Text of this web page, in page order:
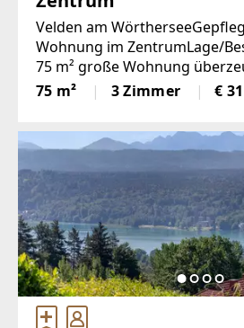
Velden am
Wohnung im ZentrumLage/
75 m² große Wohnung
durchdachte Raumaufteilung
ausgezeichnete Lage im
75 m² 3 Zimmer €